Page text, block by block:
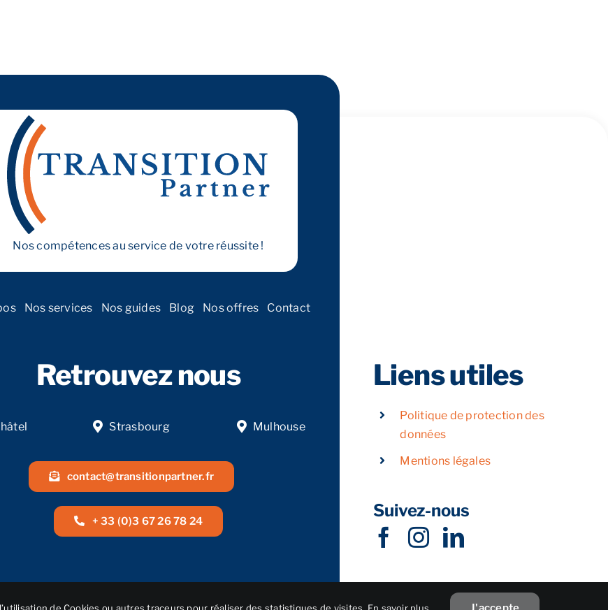
Nos compétences au service de votre réussite !
Nos services Nos guides Blog Nos offres Contact
Retrouvez nous
Strasbourg Mulhouse
contact@transitionpartner.fr
+ 33 (0)3 67 26 78 24
Liens utiles
Politique de protection des
données
Mentions légales
Suivez-nous